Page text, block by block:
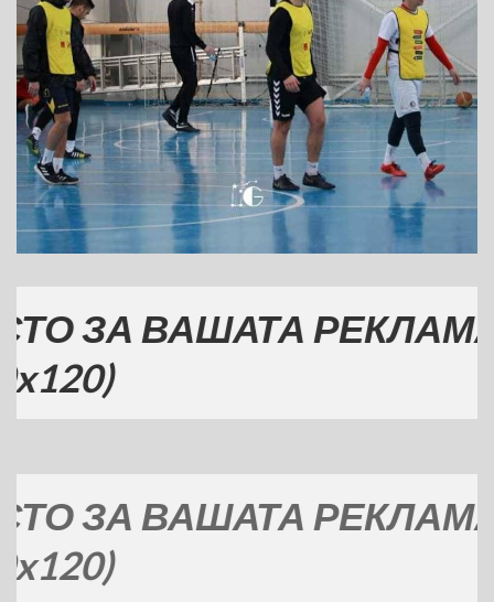
ВАШАТА РЕКЛАМА
ВАШАТА РЕКЛАМА